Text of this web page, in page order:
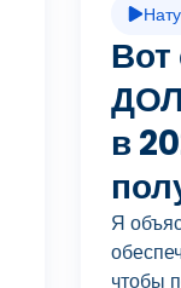
Вот
в
Я
чтобы